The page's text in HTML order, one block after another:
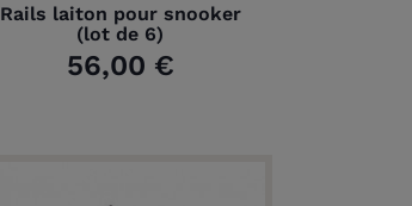
Rails laiton pour snooker
(lot de 6)
56,00 €